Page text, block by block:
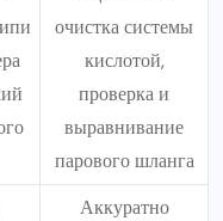
очистка системы
кислотой,
проверка и
выравнивание
парового шланга
Аккуратно